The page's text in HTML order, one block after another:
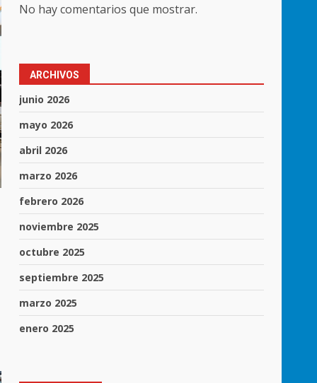
No hay comentarios que mostrar.
ARCHIVOS
junio 2026
mayo 2026
abril 2026
marzo 2026
febrero 2026
noviembre 2025
octubre 2025
septiembre 2025
marzo 2025
enero 2025